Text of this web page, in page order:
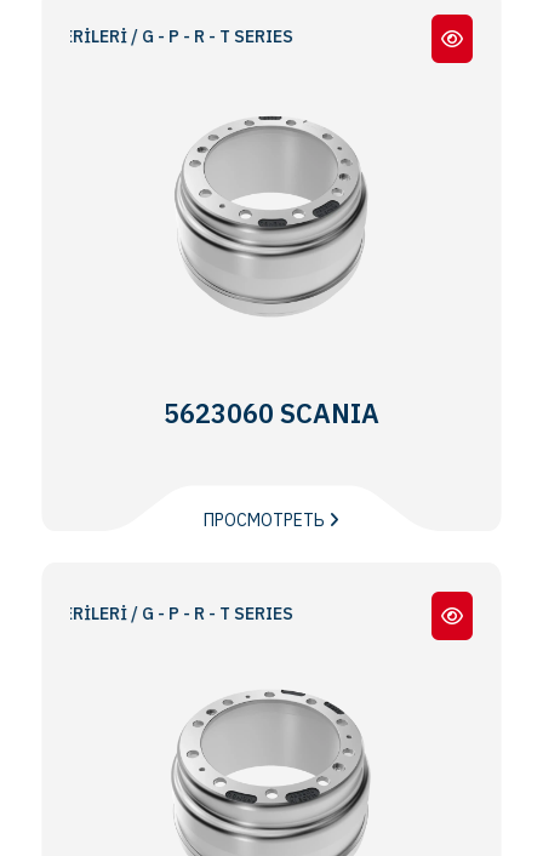
/ G - P - R - T SERIES
5623060 SCANIA
ПРОСМОТРЕТЬ
/ G - P - R - T SERIES